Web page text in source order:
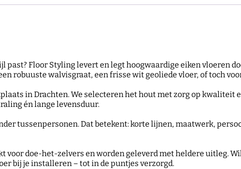
past? Floor Styling levert en legt hoogwaardige eiken vloeren
robuuste walvisgraat, een frisse wit geoliede vloer, of toch
in Drachten. We selecteren het hout met zorg op kwaliteit
én lange levensduur.
tussenpersonen. Dat betekent: korte lijnen, maatwerk,
voor doe-het-zelvers en worden geleverd met heldere uitleg.
bij je installeren – tot in de puntjes verzorgd.